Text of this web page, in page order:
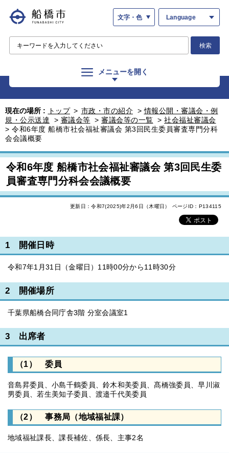
文字・色 Language
検索
メニューを開く
現在の場所 : トップ > 市政・市の紹介 >情報公開・審議会・例
規・公示送達
> 審議会等 > 審議会等の一覧 > 社会福祉審議会
> 令和6年度 船橋市社会福祉審議会 第3回民生委員審査専門分科
会会議概要
令和6年度 船橋市社会福祉審議会 第3回民生委
員審査専門分科会会議概要
更新日：令和7(2025)年2月6日（木曜日） ページID：P134115
1 開催日時
令和7年1月31日（金曜日）11時00分から11時30分
2 開催場所
千葉県船橋合同庁舎3階 分室会議室1
3 出席者
（1） 委員
音島昇委員、小島千鶴委員、鈴木和美委員、髙橋強委員、早川淑
男委員、若生美知子委員、渡邉千代美委員
（2） 事務局（地域福祉課）
地域福祉課長、課長補佐、係長、主事2名